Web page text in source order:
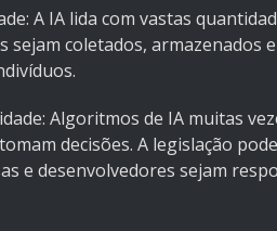
A IA lida com vastas
sejam coletados, armazenados
Algoritmos de IA muitas
decisões. A legislação
e desenvolvedores sejam